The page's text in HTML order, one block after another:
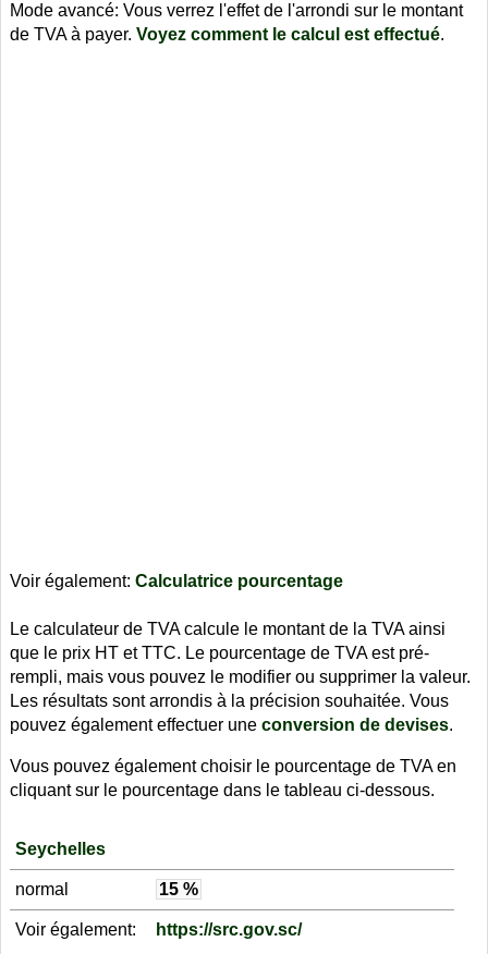
Mode avancé: Vous verrez l'effet de l'arrondi sur le montant
de TVA à payer. Voyez comment le calcul est effectué.
Voir également: Calculatrice pourcentage
Le calculateur de TVA calcule le montant de la TVA ainsi
que le prix HT et TTC. Le pourcentage de TVA est pré-
rempli, mais vous pouvez le modifier ou supprimer la valeur.
Les résultats sont arrondis à la précision souhaitée. Vous
pouvez également effectuer une conversion de devises.
Vous pouvez également choisir le pourcentage de TVA en
cliquant sur le pourcentage dans le tableau ci-dessous.
Seychelles
normal 15 %
Voir également: https://src.gov.sc/